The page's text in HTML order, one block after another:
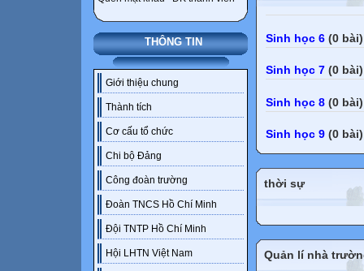
THÔNG TIN
Giới thiệu chung
Thành tích
Cơ cấu tổ chức
Chi bộ Đảng
Công đoàn trường
Đoàn TNCS Hồ Chí Minh
Đội TNTP Hồ Chí Minh
Hội LHTN Việt Nam
Sinh học 6 (0 bài)
Sinh học 7 (0 bài)
Sinh học 8 (0 bài)
Sinh học 9 (0 bài)
thời sự
Quản lí nhà